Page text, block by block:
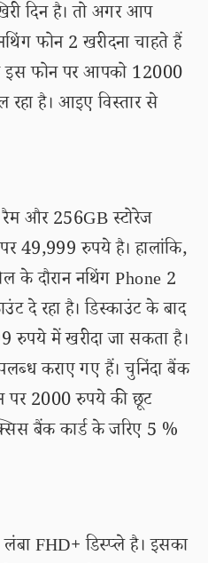
दिन है। तो अगर आप
फोन 2 खरीदना चाहते हैं
इस फोन पर आपको 12000
रहा है। आइए विस्तार से
और 256GB स्टोरेज
49,999 रुपये है। हालांकि,
के दौरान नथिंग Phone 2
दे रहा है। डिस्काउंट के बाद
में खरीदा जा सकता है।
कराए गए हैं। चुनिंदा बैंक
पर 2000 रुपये की छूट
बैंक कार्ड के जरिए 5 %
FHD+ डिस्प्ले है। इसका